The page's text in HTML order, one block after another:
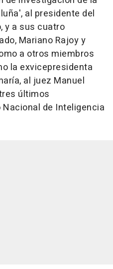
al presidente del
y a sus cuatro
Mariano Rajoy y
a otros miembros
la exvicepresidenta
al juez Manuel
últimos
de Inteligencia